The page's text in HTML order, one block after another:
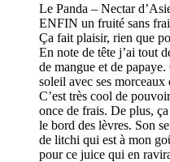
Le Panda – Nectar
ENFIN un fruité sans
Ça fait plaisir, rien que
En note de tête j’ai tout
de mangue et de
soleil avec ses
C’est très cool de
once de frais. De plus,
le bord des lèvres. Son
de litchi qui est à mon
pour ce juice qui en